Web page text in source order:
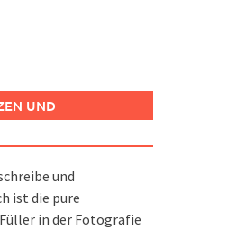
UND
und
ist die pure
in der Fotografie